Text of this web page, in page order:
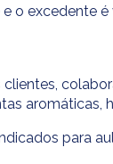
o excedente
aromáticas,
para